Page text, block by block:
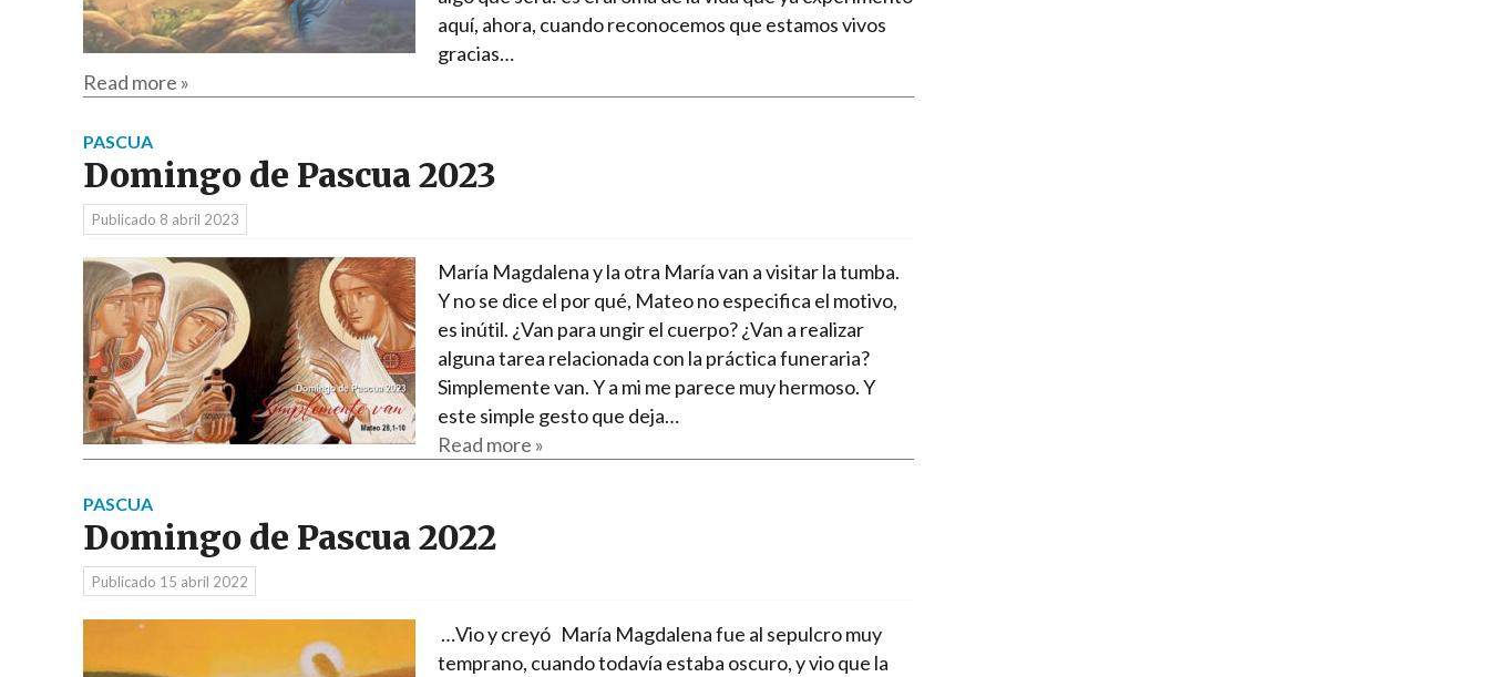
aquí, ahora, cuando reconocemos que estamos vivos
gracias…
Read more »
PASCUA
Domingo de Pascua 2023
Publicado 8 abril 2023
María Magdalena y la otra María van a visitar la tumba.
Y no se dice el por qué, Mateo no especifica el motivo,
es inútil. ¿Van para ungir el cuerpo? ¿Van a realizar
alguna tarea relacionada con la práctica funeraria?
Simplemente van. Y a mi me parece muy hermoso. Y
este simple gesto que deja…
Read more »
PASCUA
Domingo de Pascua 2022
Publicado 15 abril 2022
…Vio y creyó María Magdalena fue al sepulcro muy
temprano, cuando todavía estaba oscuro, y vio que la